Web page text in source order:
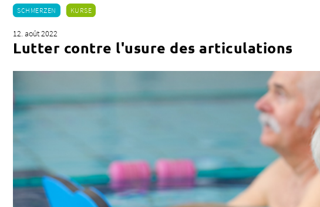
Accueil des urgences / Urgences
SCHMERZEN KURSE
12. août 2022
Lutter contre l'usure des articulations